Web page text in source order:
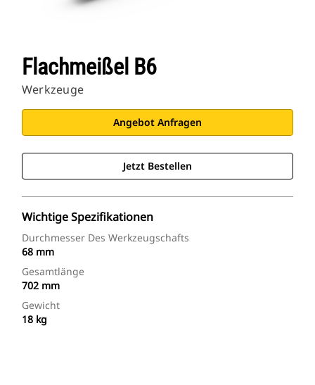
Flachmeißel B6
Werkzeuge
Angebot Anfragen
Jetzt Bestellen
Wichtige Spezifikationen
Durchmesser Des Werkzeugschafts
68 mm
Gesamtlänge
702 mm
Gewicht
18 kg